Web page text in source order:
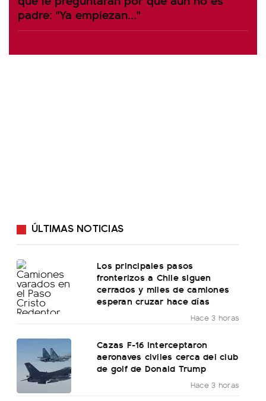
padre: "Ya empiezan..."
ÚLTIMAS NOTICIAS
Los principales pasos
fronterizos a Chile siguen
cerrados y miles de camiones
esperan cruzar hace días
Hace 3 horas
Cazas F-16 interceptaron
aeronaves civiles cerca del club
de golf de Donald Trump
Hace 3 horas